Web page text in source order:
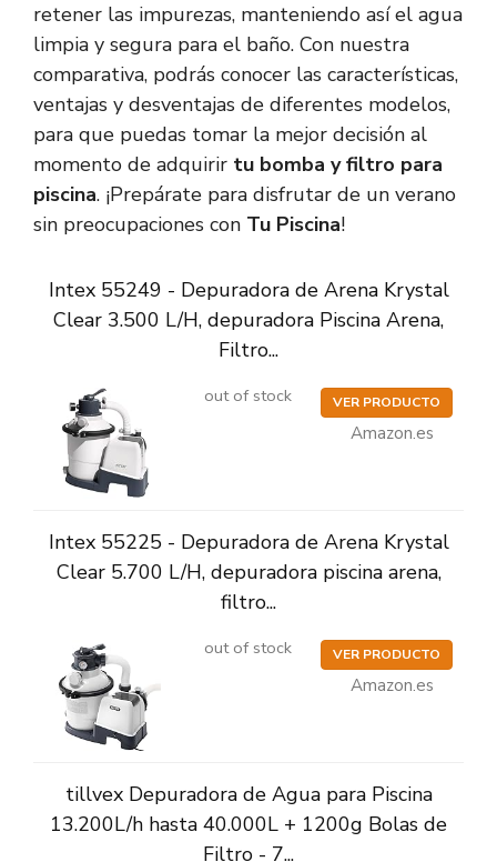
retener las impurezas, manteniendo así el agua
limpia y segura para el baño. Con nuestra
comparativa, podrás conocer las características,
ventajas y desventajas de diferentes modelos,
para que puedas tomar la mejor decisión al
momento de adquirir tu bomba y filtro para
piscina. ¡Prepárate para disfrutar de un verano
sin preocupaciones con Tu Piscina!
Intex 55249 - Depuradora de Arena Krystal
Clear 3.500 L/H, depuradora Piscina Arena,
Filtro...
out of stock VER PRODUCTO
Amazon.es
Intex 55225 - Depuradora de Arena Krystal
Clear 5.700 L/H, depuradora piscina arena,
filtro...
out of stock VER PRODUCTO
Amazon.es
tillvex Depuradora de Agua para Piscina
13.200L/h hasta 40.000L + 1200g Bolas de
Filtro - 7...